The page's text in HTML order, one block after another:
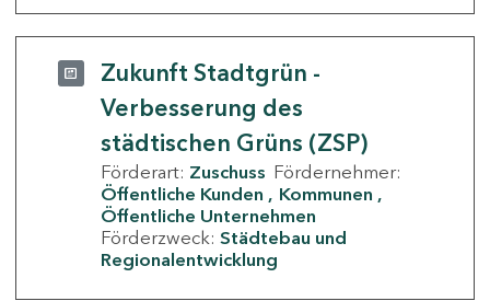
Zukunft Stadtgrün -
Verbesserung des
städtischen Grüns (ZSP)
Förderart: Zuschuss Fördernehmer:
Öffentliche Kunden
Kommunen
Öffentliche Unternehmen
Förderzweck: Städtebau und
Regionalentwicklung